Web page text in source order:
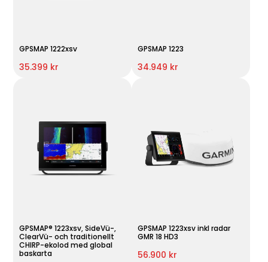
GPSMAP 1222xsv
35.399 kr
GPSMAP 1223
34.949 kr
GPSMAP® 1223xsv, SideVü-,
ClearVü- och traditionellt
CHIRP-ekolod med global
baskarta
GPSMAP 1223xsv inkl radar
GMR 18 HD3
56.900 kr